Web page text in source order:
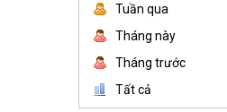
Tuần qua
Tháng này
Tháng trước
Tất cả